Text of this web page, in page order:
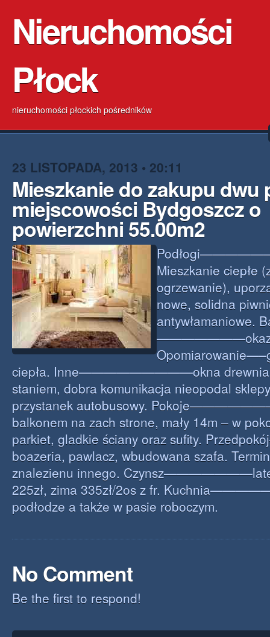
Nieruchomości
Płock
nieruchomości płockich pośredników
23 LISTOPADA, 2013 • 20:11
Mieszkanie do zakupu dwu
miejscowości Bydgoszcz o
powierzchni 55.00m2
Mieszkanie ciepłe
ogrzewanie),
nowe, solidna
antywłamaniowe.
ciepła. Inne—————————okna
staniem, dobra komunikacja nieopodal
przystanek autobusowy.
balkonem na zach strone, mały 14m – w
parkiet, gladkie ściany oraz sufity.
boazeria, pawlacz, wbudowana szafa.
znalezienu innego.
225zł, zima 335zł/2os z fr.
podłodze a także w pasie roboczym.
No Comment
Be the first to respond!